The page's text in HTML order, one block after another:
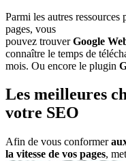
Parmi les autres ressources
pages, vous
pouvez trouverGoogle
connaître le temps de
mois. Ou encore le plugin
Les meilleures
votre SEO
Afin de vous conformer
la vitesse de vos pages,